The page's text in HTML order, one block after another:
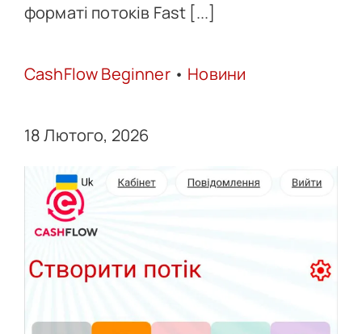
форматі потоків Fast [...]
CashFlow Beginner• Новини
18 Лютого, 2026